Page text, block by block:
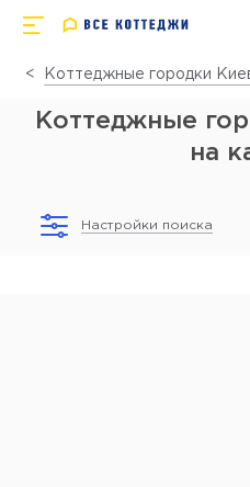
Коттеджные городки
Коттеджные
на
Настройки поиска